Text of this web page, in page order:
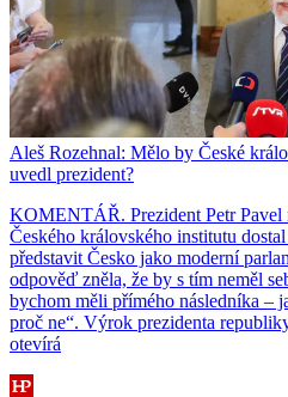
Aleš Rozehnal: Mělo by České
uvedl prezident?
KOMENTÁŘ. Prezident Petr Pavel
Českého královského institutu
představit Česko jako moderní
odpověď zněla, že by s tím neměl
bychom měli přímého následníka –
proč ne“. Výrok prezidenta
otevírá